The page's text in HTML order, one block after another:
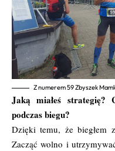
Z numerem 59 Zbyszek
Jaką miałeś strategię?
podczas biegu?
Dzięki temu, że biegłem
Zacząć wolno i